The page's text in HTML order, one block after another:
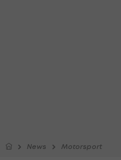
News Motorsport